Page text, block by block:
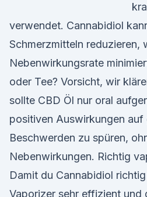
verwendet. Cannabidiol
Schmerzmitteln reduzieren,
Nebenwirkungsrate
oder Tee? Vorsicht, wir
sollte CBD Öl nur oral
positiven Auswirkungen auf
Beschwerden zu spüren,
Nebenwirkungen. Richtig
Damit du Cannabidiol
Vaporizer sehr effizient und